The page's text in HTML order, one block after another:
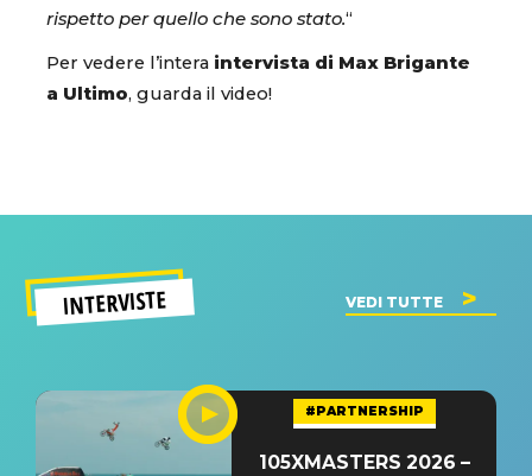
rispetto per quello che sono stato.“
Per vedere l’intera intervista di Max Brigante
a Ultimo, guarda il video!
INTERVISTE VEDI TUTTE
#PARTNERSHIP
105XMASTERS 2026 –